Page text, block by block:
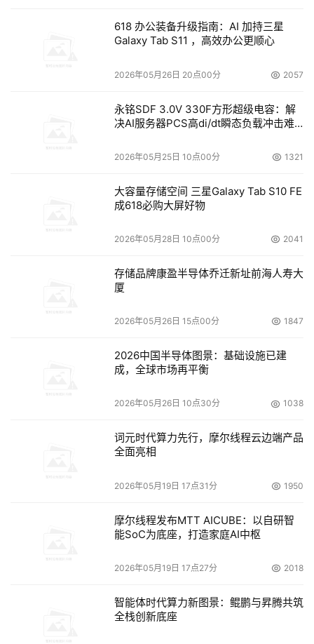
一名不知疲倦的传道者，反复宣讲企业采用存域网来充当存
储环境基础的种种好处。在韦克思先生的领导下，博科公司
成为事实上的存储环境网络基础设施的行业标准。
本文来源于DOIT传媒，文章内容仅供参考，不构成投资建议。
618 办公装备升级指南：AI 加持三星
Galaxy Tab S11 ，高效办公更顺心
2026年05月26日 20点00分 2057
永铭SDF 3.0V 330F方形超级电容：解
决AI服务器PCS高di/dt瞬态负载冲击难
2026年05月25日 10点00分 1321
大容量存储空间 三星Galaxy Tab S10 FE
成618必购大屏好物
2026年05月28日 10点00分 2041
存储品牌康盈半导体乔迁新址前海人寿大
厦
2026年05月26日 15点00分 1847
2026中国半导体图景：基础设施已建
成，全球市场再平衡
2026年05月26日 10点30分 1038
词元时代算力先行，摩尔线程云边端产品
全面亮相
2026年05月19日 17点31分 1950
摩尔线程发布MTT AICUBE：以自研智
能SoC为底座，打造家庭AI中枢
2026年05月19日 17点27分 2018
智能体时代算力新图景：鲲鹏与昇腾共筑
全栈创新底座